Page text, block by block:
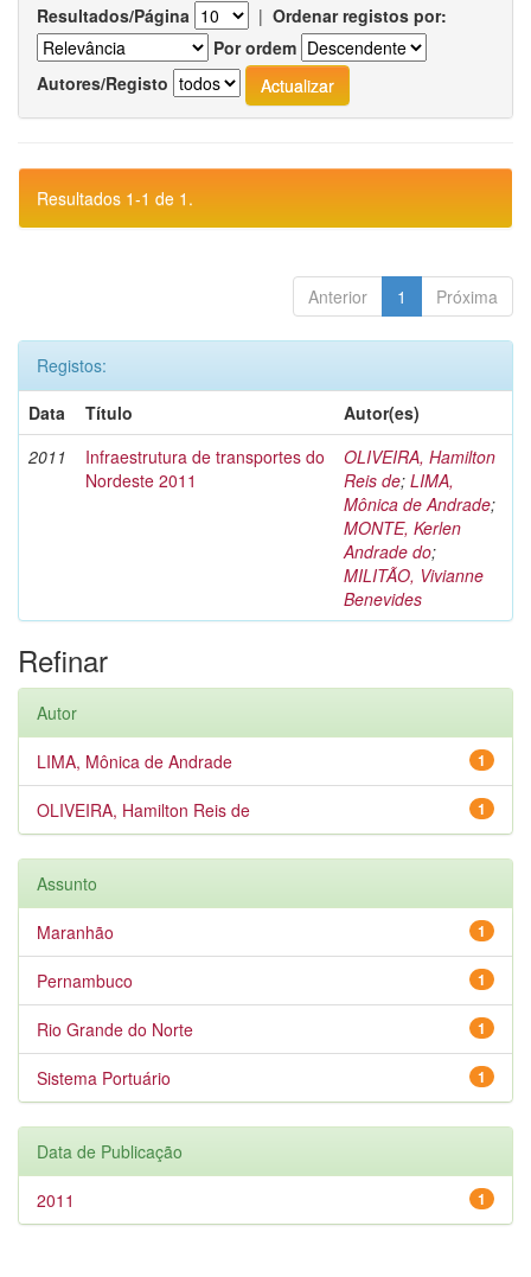
Resultados/Página | Ordenar registos por:
Por ordem
Autores/Registo
Resultados 1-1 de 1.
Anterior 1 Próxima
Registos:
Data
Título
Autor(es)
2011
Infraestrutura de transportes do
Nordeste 2011
OLIVEIRA, Hamilton
Reis de; LIMA,
Mônica de Andrade;
MONTE, Kerlen
Andrade do;
MILITÃO, Vivianne
Benevides
Refinar
Autor
1
LIMA, Mônica de Andrade
1
OLIVEIRA, Hamilton Reis de
Assunto
1
Maranhão
1
Pernambuco
1
Rio Grande do Norte
1
Sistema Portuário
Data de Publicação
1
2011